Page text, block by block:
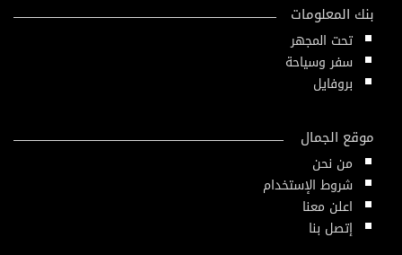
بنك المعلومات
تحت المجهر
سفر وسياحة
بروفايل
موقع الجمال
من نحن
شروط الإستخدام
اعلن معنا
إتصل بنا